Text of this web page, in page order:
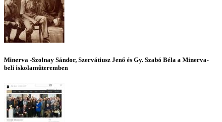
Minerva -Szolnay Sándor, Szervátiusz Jenő és Gy. Szabó Béla a Minerva-
beli iskolaműteremben